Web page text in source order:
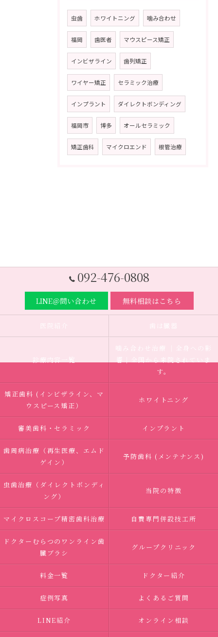
虫歯 ホワイトニング 噛み合わせ
福岡 歯医者 マウスピース矯正
インビザライン 歯列矯正
ワイヤー矯正 セラミック治療
インプラント ダイレクトボンディング
福岡市 博多 オールセラミック
矯正歯科 マイクロエンド 根管治療
092-476-0808
LINE＠問い合わせ 無料相談はこちら
医院紹介 歯は臓器
診療内容一覧
噛み合わせ治療 ｜全身への影
響｜全国から来院されていま
す。
矯正歯科 (インビザライン、マ
ウスピース矯正）
ホワイトニング
審美歯科・セラミック インプラント
歯周病治療（再生医療、エムド
ゲイン）
予防歯科 (メンテナンス)
虫歯治療（ダイレクトボンディ
ング）
当院の特徴
マイクロスコープ精密歯科治療 自費専門併設技工所
ドクターむらつのワンライン歯
臓ブラシ
グループクリニック
料金一覧 ドクター紹介
症例写真 よくあるご質問
LINE紹介 オンライン相談